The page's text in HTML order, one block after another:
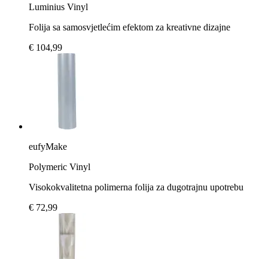
Luminius Vinyl
Folija sa samosvjetlećim efektom za kreativne dizajne
€ 104,99
eufyMake
Polymeric Vinyl
Visokokvalitetna polimerna folija za dugotrajnu upotrebu
€ 72,99